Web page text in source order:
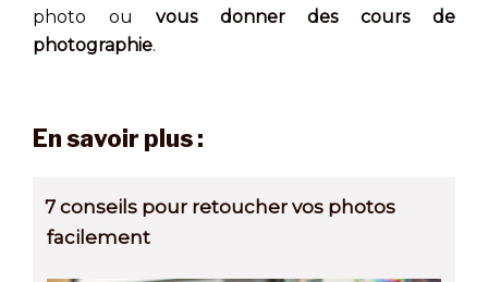
photo ou vous donner des cours de
photographie.
En savoir plus :
7 conseils pour retoucher vos photos
facilement